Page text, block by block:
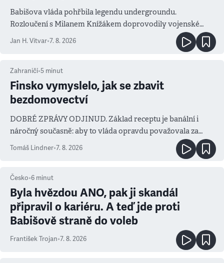
Babišova vláda pohřbila legendu undergroundu.
Rozloučení s Milanem Knížákem doprovodily vojenské
Jan H. Vitvar•7. 8. 2026
Zahraničí•5 minut
Finsko vymyslelo, jak se zbavit
bezdomovectví
DOBRÉ ZPRÁVY ODJINUD. Základ receptu je banální i
náročný současně: aby to vláda opravdu považovala za
Tomáš Lindner•7. 8. 2026
Česko•6 minut
Byla hvězdou ANO, pak ji skandál
připravil o kariéru. A teď jde proti
Babišově straně do voleb
František Trojan•7. 8. 2026